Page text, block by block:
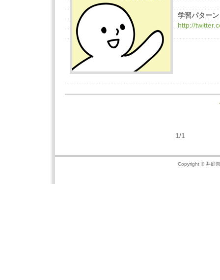
学習パター
http://
1/1
Copyright © 井庭